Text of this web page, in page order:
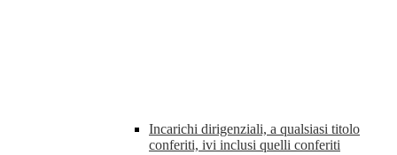
Incarichi dirigenziali, a qualsiasi titolo
conferiti, ivi inclusi quelli conferiti